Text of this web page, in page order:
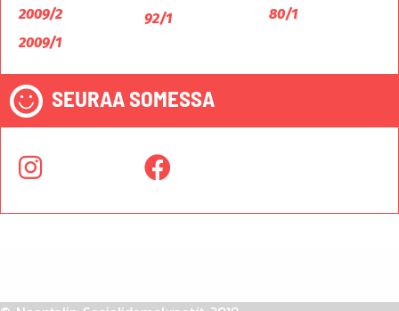
2009/2
2009/1
92/1
80/1
SEURAA SOMESSA